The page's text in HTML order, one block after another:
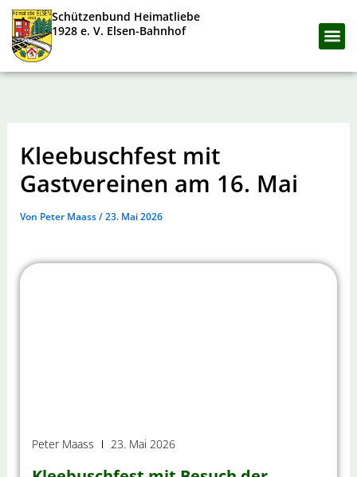
Zum
Inhalt
springen
Schützenbund Heimatliebe
1928 e. V. Elsen-Bahnhof
Kleebuschfest mit
Gastvereinen am 16. Mai
Von Peter Maass/23. Mai 2026
Peter Maass 23. Mai 2026